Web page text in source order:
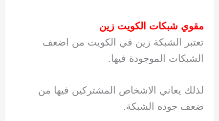
مقوي شبكات الكويت زين
تعتبر الشبكة زين في الكويت من اضعف
الشبكات الموجودة فيها.
لذلك يعاني الاشخاص المشتركين فيها من
ضعف جوده الشبكة.